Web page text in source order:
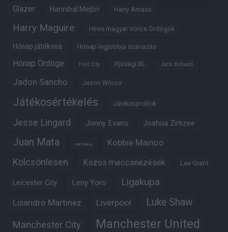
Glazer Hannibal Mejbri Harry Amass
Harry Maguire Híres magyar Vörös Ördögök
Hónap játékosa Hónap legjobbja szavazás
Hónap Ördöge Hull City Ifjúsági BL Jack Butland
Jadon Sancho Jason Wilcox
Játékosértékelés Játékosprofilok
Jesse Lingard Jonny Evans Joshua Zirkzee
Juan Mata Karl Darlow Kobbie Mainoo
Kölcsönlesen Közös meccsnézések Lee Grant
Leicester City Leny Yoro Ligakupa
Lisandro Martinez Liverpool Luke Shaw
Manchester City Manchester United